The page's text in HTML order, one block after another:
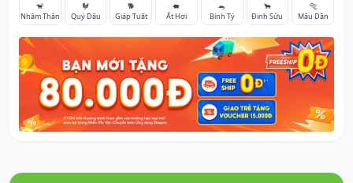
🐒
Nhâm Thân
🐓
Quý Dậu
🐕
Giáp Tuất
🐖
Ất Hợi
🐀
Bính Tý
🐂
Đinh Sửu
🐅
Mậu Dần